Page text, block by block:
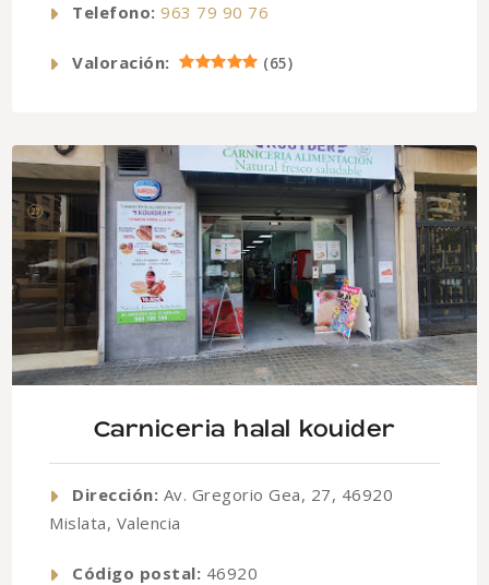
Telefono: 963 79 90 76
Valoración: (65)
Carniceria halal kouider
Dirección: Av. Gregorio Gea, 27, 46920
Mislata, Valencia
Código postal: 46920